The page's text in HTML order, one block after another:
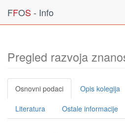
FFOS - Info
Pregled razvoja
Osnovni podaci Opis kolegija
Literatura Ostale informacije